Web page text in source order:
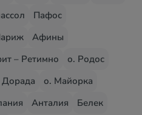
Пафос
Афины
– Ретимно
о. Родос
Дорада
о. Майорка
Анталия
Белек